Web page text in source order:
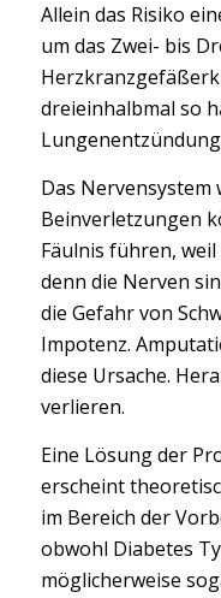
Allein das Risiko
um das Zwei- bis
dreieinhalbmal so
Das Nervensystem
Beinverletzungen
Fäulnis führen,
denn die Nerven
die Gefahr von
Impotenz.
diese Ursache.
verlieren.
Eine Lösung der
erscheint
im Bereich der
obwohl Diabetes
möglicherweise